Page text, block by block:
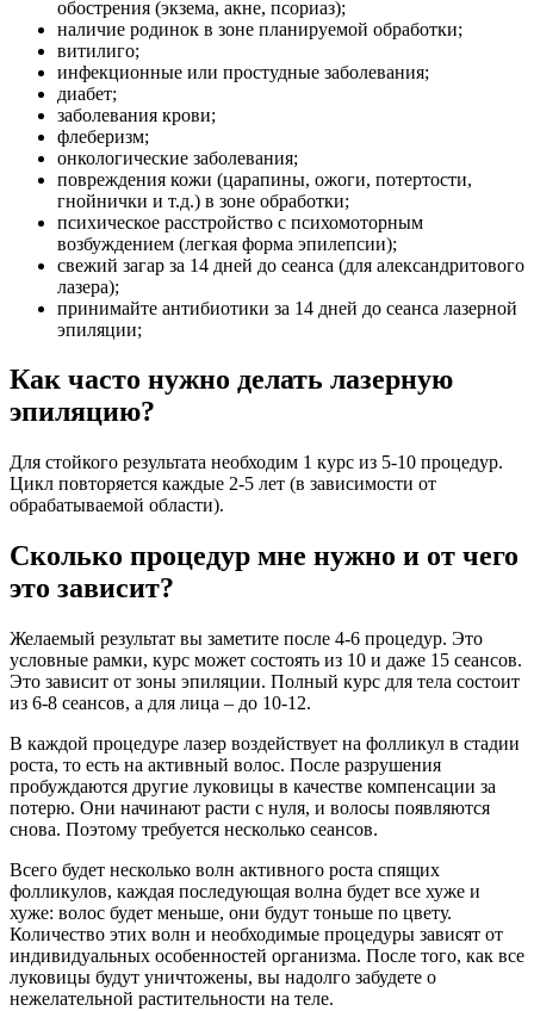
обострения (экзема, акне, псориаз);
наличие родинок в зоне планируемой обработки;
витилиго;
инфекционные или простудные заболевания;
диабет;
заболевания крови;
флеберизм;
онкологические заболевания;
повреждения кожи (царапины, ожоги, потертости,
гнойнички и т.д.) в зоне обработки;
психическое расстройство с психомоторным
возбуждением (легкая форма эпилепсии);
свежий загар за 14 дней до сеанса (для александритового
лазера);
принимайте антибиотики за 14 дней до сеанса лазерной
эпиляции;
Как часто нужно делать лазерную
эпиляцию?
Для стойкого результата необходим 1 курс из 5-10 процедур.
Цикл повторяется каждые 2-5 лет (в зависимости от
обрабатываемой области).
Сколько процедур мне нужно и от чего
это зависит?
Желаемый результат вы заметите после 4-6 процедур. Это
условные рамки, курс может состоять из 10 и даже 15 сеансов.
Это зависит от зоны эпиляции. Полный курс для тела состоит
из 6-8 сеансов, а для лица – до 10-12.
В каждой процедуре лазер воздействует на фолликул в стадии
роста, то есть на активный волос. После разрушения
пробуждаются другие луковицы в качестве компенсации за
потерю. Они начинают расти с нуля, и волосы появляются
снова. Поэтому требуется несколько сеансов.
Всего будет несколько волн активного роста спящих
фолликулов, каждая последующая волна будет все хуже и
хуже: волос будет меньше, они будут тоньше по цвету.
Количество этих волн и необходимые процедуры зависят от
индивидуальных особенностей организма. После того, как все
луковицы будут уничтожены, вы надолго забудете о
нежелательной растительности на теле.